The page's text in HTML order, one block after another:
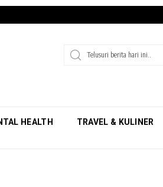
HEALTH TRAVEL & KULINER